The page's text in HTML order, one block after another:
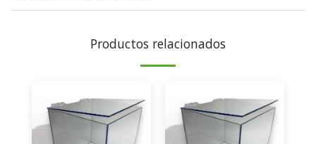
Productos relacionados